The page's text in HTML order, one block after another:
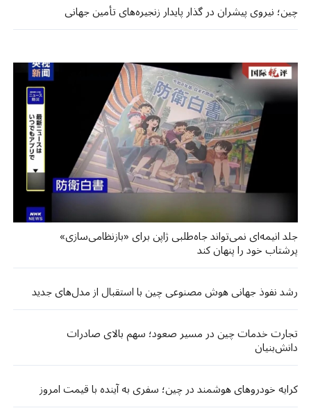
چین؛ نیروی پیشران در گذار پایدار زنجیره‌های تأمین جهانی
جلد انیمه‌ای نمی‌تواند جاه‌طلبی ژاپن برای «بازنظامی‌سازی»
پرشتاب خود را پنهان کند
رشد نفوذ جهانی هوش مصنوعی چین با استقبال از مدل‌های جدید
تجارت خدمات چین در مسیر صعود؛ سهم بالای صادرات
دانش‌بنیان
کرایه خودروهای هوشمند در چین؛ سفری به آینده با قیمت امروز